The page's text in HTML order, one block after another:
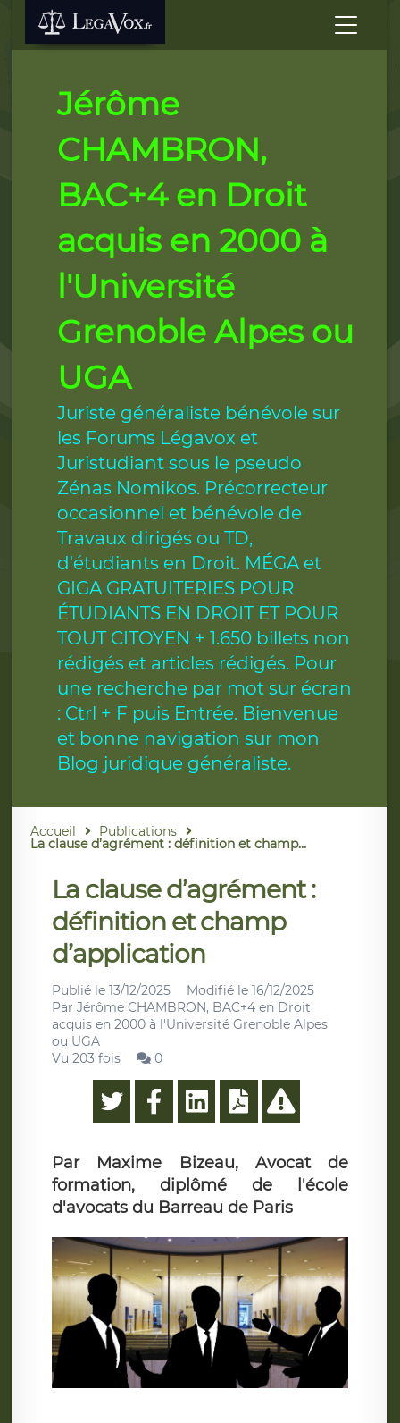
Jérôme
CHAMBRON,
BAC+4 en Droit
acquis en 2000 à
l'Université
Grenoble Alpes ou
UGA
Juriste généraliste bénévole sur
les Forums Légavox et
Juristudiant sous le pseudo
Zénas Nomikos. Précorrecteur
occasionnel et bénévole de
Travaux dirigés ou TD,
d'étudiants en Droit. MÉGA et
GIGA GRATUITERIES POUR
ÉTUDIANTS EN DROIT ET POUR
TOUT CITOYEN + 1.650 billets non
rédigés et articles rédigés. Pour
une recherche par mot sur écran
: Ctrl + F puis Entrée. Bienvenue
et bonne navigation sur mon
Blog juridique généraliste.
Accueil Publications
La clause d’agrément : définition et champ...
La clause d’agrément :
définition et champ
d’application
Publié le 13/12/2025 Modifié le 16/12/2025
Par Jérôme CHAMBRON, BAC+4 en Droit
acquis en 2000 à l'Université Grenoble Alpes
ou UGA
Vu 203 fois
0
Par Maxime Bizeau, Avocat de
formation, diplômé de l'école
d'avocats du Barreau de Paris